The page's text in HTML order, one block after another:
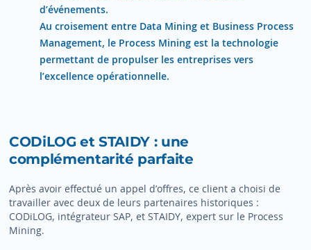
d’événements.
Au croisement entre Data Mining et Business Process
Management, le Process Mining est la technologie
permettant de propulser les entreprises vers
l’excellence opérationnelle.
CODiLOG et STAIDY : une
complémentarité parfaite
Après avoir effectué un appel d’offres, ce client a choisi de
travailler avec deux de leurs partenaires historiques :
CODiLOG, intégrateur SAP, et STAIDY, expert sur le Process
Mining.